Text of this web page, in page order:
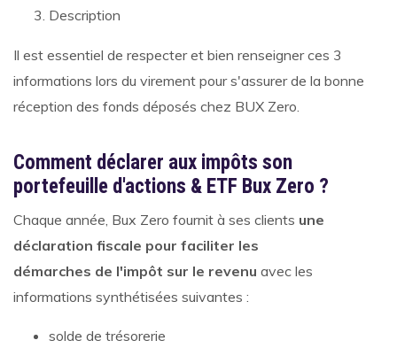
Description
Il est essentiel de respecter et bien renseigner ces 3
informations lors du virement pour s'assurer de la bonne
réception des fonds déposés chez BUX Zero.
Comment déclarer aux impôts son
portefeuille d'actions & ETF Bux Zero ?
Chaque année, Bux Zero fournit à ses clients une
déclaration fiscale pour faciliter les
démarches de l'impôt sur le revenu avec les
informations synthétisées suivantes :
solde de trésorerie